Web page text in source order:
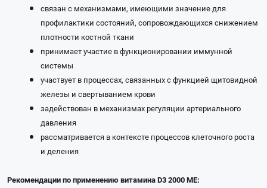
связан с механизмами, имеющими значение для
профилактики состояний, сопровождающихся снижением
плотности костной ткани
принимает участие в функционировании иммунной
системы
участвует в процессах, связанных с функцией щитовидной
железы и свертыванием крови
задействован в механизмах регуляции артериального
давления
рассматривается в контексте процессов клеточного роста
и деления
Рекомендации по применению витамина D3 2000 МЕ: